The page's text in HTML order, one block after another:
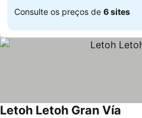
Consulte os preços de 6 sites
Letoh Letoh Gran Vía